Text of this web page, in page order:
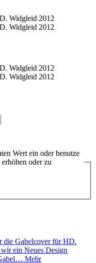
Wert ein oder benutze
oder zu
die Gabelcover für HD.
ein Neues Design
Mehr